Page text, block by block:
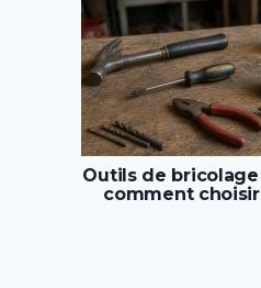
Outils de
comment